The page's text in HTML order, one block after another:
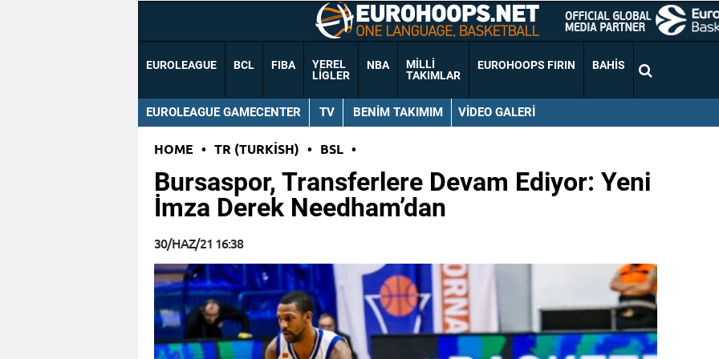
EUROLEAGUE BCL FIBA
YEREL
LIGLER
NBA
MILLI
TAKIMLAR
EUROHOOPS FIRIN BAHIS
EUROLEAGUE GAMECENTER TV BENIM TAKIMIM VIDEO GALERI
HOME • TR (TURKISH) • BSL •
Bursaspor, Transferlere Devam Ediyor: Yeni
İmza Derek Needham’dan
30/HAZ/21 16:38